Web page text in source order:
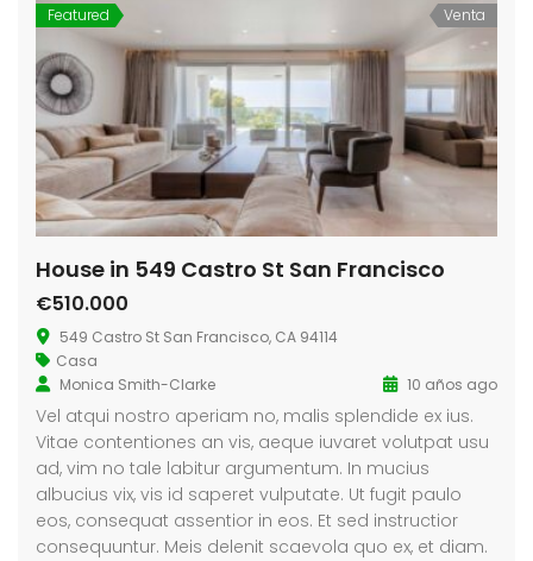
Featured Venta
House in 549 Castro St San Francisco
€510.000
549 Castro St San Francisco, CA 94114
Casa
Monica Smith-Clarke
10 años ago
Vel atqui nostro aperiam no, malis splendide ex ius.
Vitae contentiones an vis, aeque iuvaret volutpat usu
ad, vim no tale labitur argumentum. In mucius
albucius vix, vis id saperet vulputate. Ut fugit paulo
eos, consequat assentior in eos. Et sed instructior
consequuntur. Meis delenit scaevola quo ex, et diam.